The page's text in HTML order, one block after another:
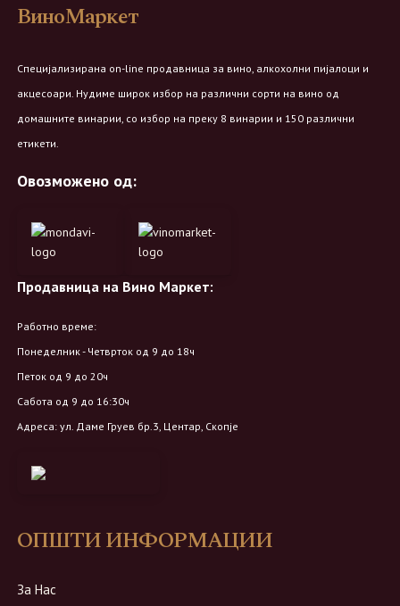
ВиноМаркет
Специјализирана on-line продавница за вино, алкохолни пијалоци и
акцесоари. Нудиме широк избор на различни сорти на вино од
домашните винарии, со избор на преку 8 винарии и 150 различни
етикети.
Овозможено од:
Продавница на Вино Маркет:
Работно време:
Понеделник - Четврток од 9 до 18ч
Петок од 9 до 20ч
Сабота од 9 до 16:30ч
Адреса: ул. Даме Груев бр.3, Центар, Скопје
ОПШТИ ИНФОРМАЦИИ
За Нас